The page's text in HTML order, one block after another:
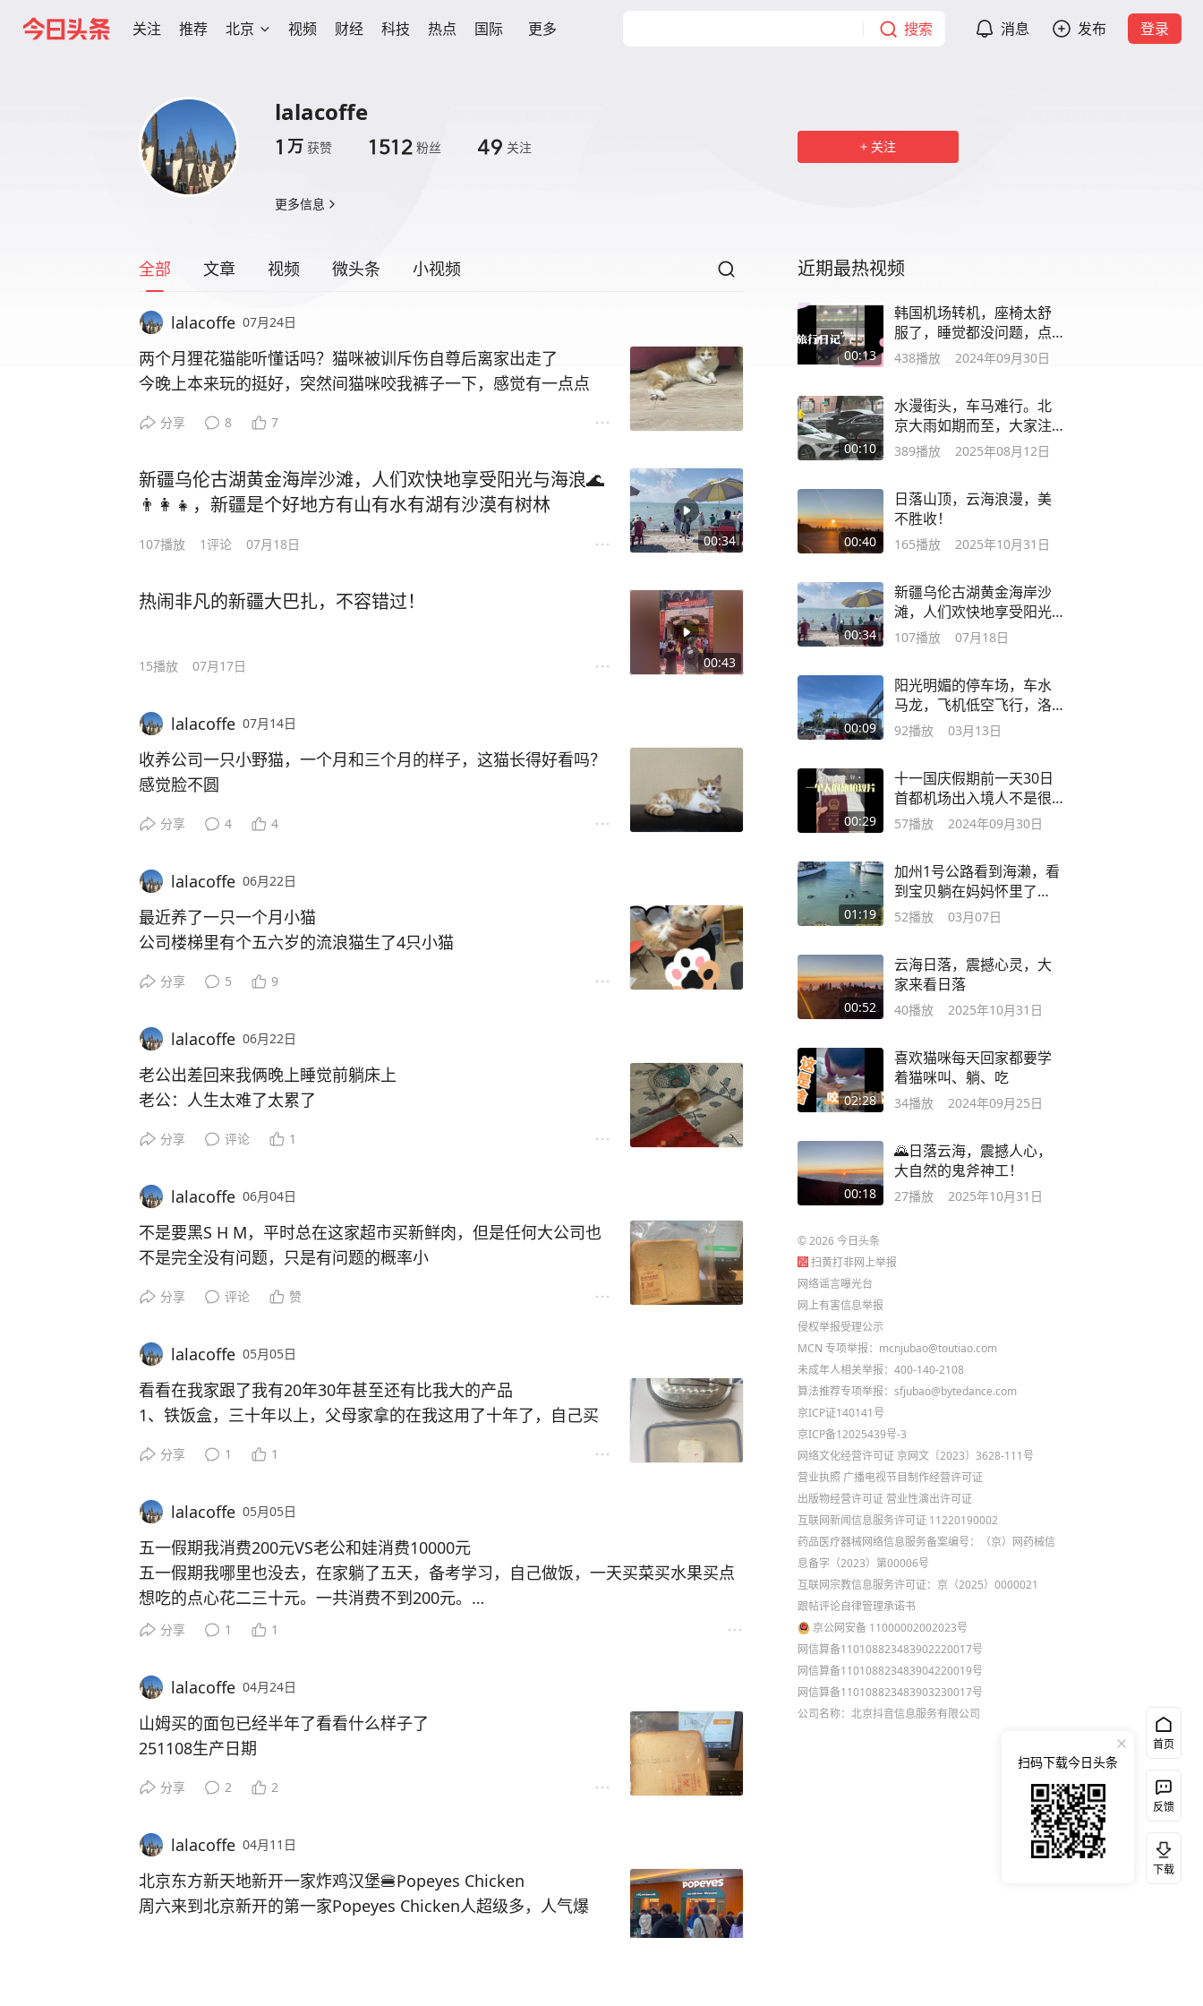
关注 推荐 北京 视频 财经 科技 热点 国际 更多 搜索 消息 发布 登录
lalacoffe
1 万 获赞 1512 粉丝 49 关注
更多信息
关注
全部 文章 视频 微头条 小视频
lalacoffe 07月24日
两个月狸花猫能听懂话吗？猫咪被训斥伤自尊后离家出走了
今晚上本来玩的挺好，突然间猫咪咬我裤子一下，感觉有一点点
它，甚至拿棍子打了它头一下，然后给我老公打电话说不养了，害
了，爬到三楼怎么叫也不回来，我攆它回家，它躲着我绕开我就不
回，按照以前它在我丢垃圾时跑出来闻闻楼道很快就跑回家了，这
次不一样，说什么也不回去。我没办法把楼道的门关好不让它再乱
它就要走了。猫咪在笼子里就是不出来。我老公安抚它夸夸它，我
句猫咪这才在屋里活动了。这才两个半月的狸花猫，平时早上七点
分享 8 7
00:34
新疆乌伦古湖黄金海岸沙滩，人们欢快地享受阳光与海浪🌊
👨‍👩‍👧，新疆是个好地方有山有水有湖有沙漠有树林
107播放 1评论 07月18日
00:43
热闹非凡的新疆大巴扎，不容错过！
15播放 07月17日
lalacoffe 07月14日
收养公司一只小野猫，一个月和三个月的样子，这猫长得好看吗？
感觉脸不圆
分享 4 4
lalacoffe 06月22日
最近养了一只一个月小猫
公司楼梯里有个五六岁的流浪猫生了4只小猫
总是方圆两三公里内找食物
下了一窝又一窝
这天猫妈妈出去有一天多没回来
其它三只小猫不见了
小猫一直叫唤找妈妈
跟着同事走了很远走到公司大门口
心疼小猫同事把它抓住给我了
我：老公，公司有只小猫妈妈不见了一直在叫唤咱们养吗？
我和老公从来没有养过猫
老公：这么可怜，养了吧
很快下班了，小猫请回家了
我还是焦虑
我：老公，它妈妈是只长期流浪野猫
这小猫不会带病毒吧
老公所问非所答：它妈妈好厉害啊，流浪猫一般都活不长，它妈妈
我：老公，被抓伤要不要打疫苗啊
小猫咪后来医生说当时接到家才一个月
老公：没事，小猫没有狂犬病毒
我：老公，它妈妈长得不好看，而且长期流浪会有病毒
老公又所问非所答：小猫好可怜啊，在我们家怎么也比流浪强吧。
这么小就离开妈妈，太可怜。
分享 5 9
lalacoffe 06月22日
老公出差回来我俩晚上睡觉前躺床上
老公：人生太难了太累了
老公紧接着幽默地说：我因为没有依靠所以很累
我说：再要个女儿也花不了多少，你养一个孩子花的钱也不少
老公：不可能，孩子上学也要花钱
……..
分享 评论 1
lalacoffe 06月04日
不是要黑S H M，平时总在这家超市买新鲜肉，但是任何大公司也
不是完全没有问题，只是有问题的概率小
我这面包25年11月在山姆超市买的，现在夏天屋里不开空调都快30
原因？
分享 评论 赞
lalacoffe 05月05日
看看在我家跟了我有20年30年甚至还有比我大的产品
1、铁饭盒，三十年以上，父母家拿的在我这用了十年了，自己买
也没丢。
2、脸盆，三十年以上，有一个红色是父母家拿来的估计跟我年龄
差不多，有一个黄色是03年大学入学时候买的，也有20年了。
3、洗衣机，07年买的，这几天坏了，师傅说是皮带断了，网上花
了6块买了个皮带，给了师傅60元手工费修好了
5、IBM笔记本电脑💻，03年花了家里2万买的。
分享 1 1
lalacoffe 05月05日
五一假期我消费200元VS老公和娃消费10000元
五一假期我哪里也没去，在家躺了五天，备考学习，自己做饭，一天买菜买水果买点
想吃的点心花二三十元。一共消费不到200元。
而我老公带着孩子去了韩国，因为往返机票要3000多元，我觉得跟平时相比涨了不
元/天，韩国之行两人一共消费约10000元。
我工资低，低有低的消费方式，我从不相信和依靠男人，不要求名牌包包和化妆品，
衣服都是几百块钱搞定，挣得少就少花，老公挣得比我多，但工作压力也大，公司内
卷厉害，每个假期他都要外出旅游换环境转移注意力，我也不阻拦，毕竟自己挣钱自
假期我躺平睡觉、学习，骑电动车10公里去逛温榆河公园、逛商场，一共才消费不到
还有一个原因是，老公很早就把高级职称考下来了，他考试一般不拖泥带水，都是快
刀崭乱麻，遇到考试就拼命折磨自己一次考过，不像我四十岁了很多技术专业考试都
没拿下来，所以想考个证书，那就人家出去玩，我就要惩罚自己在家学习。
从我家来看五一假期就是穷人和富人的分水岭，我只能宅家精打细算不消费，挣得多
分享 1 1
lalacoffe 04月24日
山姆买的面包已经半年了看看什么样子了
251108生产日期
相隔半年
冬天室内是暖气一直25度左右
面包还没有长毛发霉
脱氧剂发黑了
分享 2 2
lalacoffe 04月11日
北京东方新天地新开一家炸鸡汉堡🍔Popeyes Chicken
周六来到北京新开的第一家Popeyes Chicken人超级多，人气爆
近期最热视频
00:13
韩国机场转机，座椅太舒
服了，睡觉都没问题，点
赞👍
438播放 2024年09月30日
00:10
水漫街头，车马难行。北
京大雨如期而至，大家注
意安全
389播放 2025年08月12日
00:40
日落山顶，云海浪漫，美
不胜收！
165播放 2025年10月31日
00:34
新疆乌伦古湖黄金海岸沙
滩，人们欢快地享受阳光
与海浪🌊👨‍👩‍👧，新疆是
107播放 07月18日
00:09
阳光明媚的停车场，车水
马龙，飞机低空飞行，洛
杉矶国际机场
92播放 03月13日
00:29
十一国庆假期前一天30日
首都机场出入境人不是很
多
57播放 2024年09月30日
01:19
加州1号公路看到海濑，看
到宝贝躺在妈妈怀里了
吗？
52播放 03月07日
00:52
云海日落，震撼心灵，大
家来看日落
40播放 2025年10月31日
02:28
喜欢猫咪每天回家都要学
着猫咪叫、躺、吃
34播放 2024年09月25日
00:18
🌄日落云海，震撼人心，
大自然的鬼斧神工！
27播放 2025年10月31日
©2026今日头条
扫黄打非网上举报
网络谣言曝光台
网上有害信息举报
侵权举报受理公示
MCN 专项举报：mcnjubao@toutiao.com
未成年人相关举报：400-140-2108
算法推荐专项举报：sfjubao@bytedance.com
京ICP证140141号
京ICP备12025439号-3
网络文化经营许可证 京网文〔2023〕3628-111号
营业执照 广播电视节目制作经营许可证
出版物经营许可证 营业性演出许可证
互联网新闻信息服务许可证 11220190002
药品医疗器械网络信息服务备案编号：（京）网药械信
息备字（2023）第00006号
互联网宗教信息服务许可证：京（2025）0000021
跟帖评论自律管理承诺书
京公网安备 11000002002023号
网信算备110108823483902220017号
网信算备110108823483904220019号
网信算备110108823483903230017号
公司名称：北京抖音信息服务有限公司
首页
反馈
下载
扫码下载今日头条